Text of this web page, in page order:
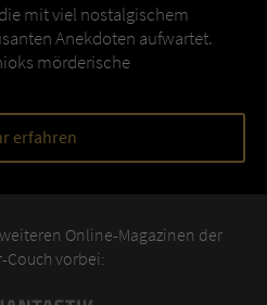
mit viel nostalgischem
Anekdoten aufwartet.
mörderische
erfahren
Online-Magazinen der
Couch vorbei: